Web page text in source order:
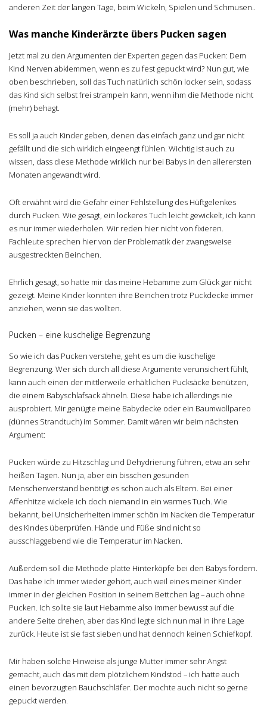
anderen Zeit der langen Tage, beim Wickeln, Spielen und Schmusen..
Was manche Kinderärzte übers Pucken sagen
Jetzt mal zu den Argumenten der Experten gegen das Pucken: Dem
Kind Nerven abklemmen, wenn es zu fest gepuckt wird? Nun gut, wie
oben beschrieben, soll das Tuch natürlich schön locker sein, sodass
das Kind sich selbst frei strampeln kann, wenn ihm die Methode nicht
(mehr) behagt.
Es soll ja auch Kinder geben, denen das einfach ganz und gar nicht
gefällt und die sich wirklich eingeengt fühlen. Wichtig ist auch zu
wissen, dass diese Methode wirklich nur bei Babys in den allerersten
Monaten angewandt wird.
Oft erwähnt wird die Gefahr einer Fehlstellung des Hüftgelenkes
durch Pucken. Wie gesagt, ein lockeres Tuch leicht gewickelt, ich kann
es nur immer wiederholen. Wir reden hier nicht von fixieren.
Fachleute sprechen hier von der Problematik der zwangsweise
ausgestreckten Beinchen.
Ehrlich gesagt, so hatte mir das meine Hebamme zum Glück gar nicht
gezeigt. Meine Kinder konnten ihre Beinchen trotz Puckdecke immer
anziehen, wenn sie das wollten.
Pucken – eine kuschelige Begrenzung
So wie ich das Pucken verstehe, geht es um die kuschelige
Begrenzung. Wer sich durch all diese Argumente verunsichert fühlt,
kann auch einen der mittlerweile erhältlichen Pucksäcke benützen,
die einem Babyschlafsack ähneln. Diese habe ich allerdings nie
ausprobiert. Mir genügte meine Babydecke oder ein Baumwollpareo
(dünnes Strandtuch) im Sommer. Damit wären wir beim nächsten
Argument:
Pucken würde zu Hitzschlag und Dehydrierung führen, etwa an sehr
heißen Tagen. Nun ja, aber ein bisschen gesunden
Menschenverstand benötigt es schon auch als Eltern. Bei einer
Affenhitze wickele ich doch niemand in ein warmes Tuch. Wie
bekannt, bei Unsicherheiten immer schön im Nacken die Temperatur
des Kindes überprüfen. Hände und Füße sind nicht so
ausschlaggebend wie die Temperatur im Nacken.
Außerdem soll die Methode platte Hinterköpfe bei den Babys fördern.
Das habe ich immer wieder gehört, auch weil eines meiner Kinder
immer in der gleichen Position in seinem Bettchen lag – auch ohne
Pucken. Ich sollte sie laut Hebamme also immer bewusst auf die
andere Seite drehen, aber das Kind legte sich nun mal in ihre Lage
zurück. Heute ist sie fast sieben und hat dennoch keinen Schiefkopf.
Mir haben solche Hinweise als junge Mutter immer sehr Angst
gemacht, auch das mit dem plötzlichem Kindstod – ich hatte auch
einen bevorzugten Bauchschläfer. Der mochte auch nicht so gerne
gepuckt werden.